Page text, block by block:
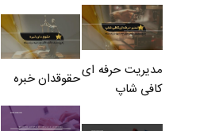
مدیریت حرفه ای
کافی شاپ
حقوقدان خبره